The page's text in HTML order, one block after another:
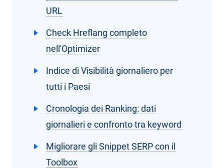
URL
Check Hreflang completo
nell'Optimizer
Indice di Visibilità giornaliero per
tutti i Paesi
Cronologia dei Ranking: dati
giornalieri e confronto tra keyword
Migliorare gli Snippet SERP con il
Toolbox